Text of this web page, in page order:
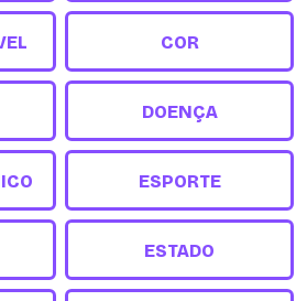
COR
DOENÇA
ESPORTE
ESTADO